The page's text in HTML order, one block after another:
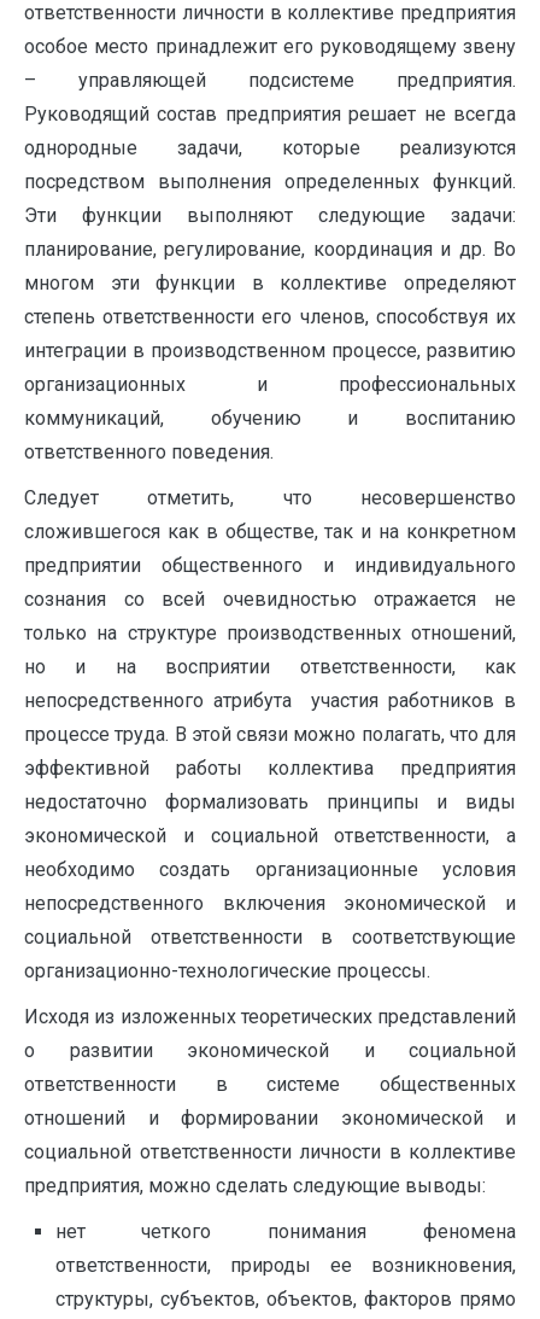
ответственности личности в коллективе предприятия
особое место принадлежит его руководящему звену
– управляющей подсистеме предприятия.
Руководящий состав предприятия решает не всегда
однородные задачи, которые реализуются
посредством выполнения определенных функций.
Эти функции выполняют следующие задачи:
планирование, регулирование, координация и др. Во
многом эти функции в коллективе определяют
степень ответственности его членов, способствуя их
интеграции в производственном процессе, развитию
организационных и профессиональных
коммуникаций, обучению и воспитанию
ответственного поведения.
Следует отметить, что несовершенство
сложившегося как в обществе, так и на конкретном
предприятии общественного и индивидуального
сознания со всей очевидностью отражается не
только на структуре производственных отношений,
но и на восприятии ответственности, как
непосредственного атрибута участия работников в
процессе труда. В этой связи можно полагать, что для
эффективной работы коллектива предприятия
недостаточно формализовать принципы и виды
экономической и социальной ответственности, а
необходимо создать организационные условия
непосредственного включения экономической и
социальной ответственности в соответствующие
организационно-технологические процессы.
Исходя из изложенных теоретических представлений
о развитии экономической и социальной
ответственности в системе общественных
отношений и формировании экономической и
социальной ответственности личности в коллективе
предприятия, можно сделать следующие выводы:
нет четкого понимания феномена
ответственности, природы ее возникновения,
структуры, субъектов, объектов, факторов прямо